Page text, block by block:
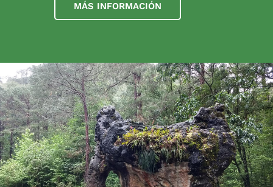
MÁS INFORMACIÓN